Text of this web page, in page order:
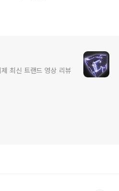
최신 트랜드 영상 리뷰